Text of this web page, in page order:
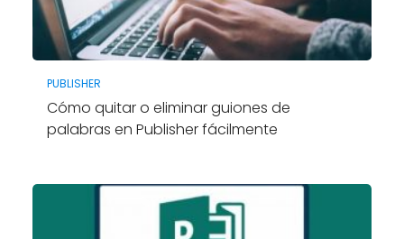
PUBLISHER
Cómo quitar o eliminar guiones de
palabras en Publisher fácilmente